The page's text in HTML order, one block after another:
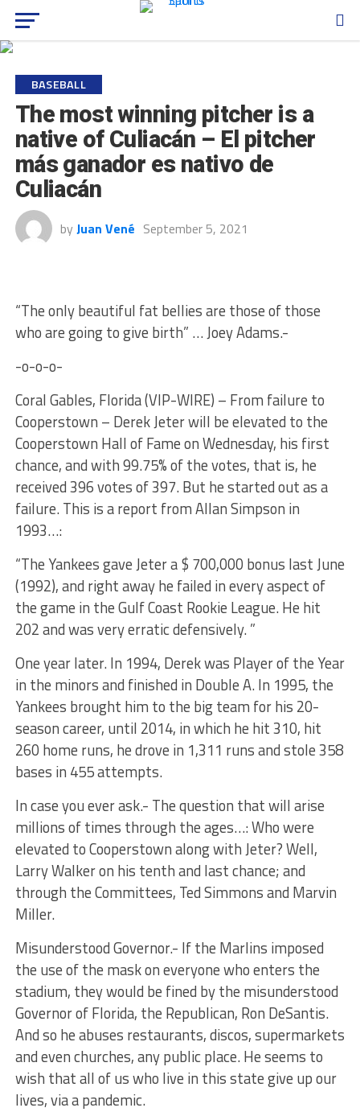
BASEBALL
The most winning pitcher is a
native of Culiacán – El pitcher
más ganador es nativo de
Culiacán
by Juan Vené September 5, 2021
“The only beautiful fat bellies are those of those
who are going to give birth” … Joey Adams.-
-o-o-o-
Coral Gables, Florida (VIP-WIRE) – From failure to
Cooperstown – Derek Jeter will be elevated to the
Cooperstown Hall of Fame on Wednesday, his first
chance, and with 99.75% of the votes, that is, he
received 396 votes of 397. But he started out as a
failure. This is a report from Allan Simpson in
1993…:
“The Yankees gave Jeter a $ 700,000 bonus last June
(1992), and right away he failed in every aspect of
the game in the Gulf Coast Rookie League. He hit
202 and was very erratic defensively. ”
One year later. In 1994, Derek was Player of the Year
in the minors and finished in Double A. In 1995, the
Yankees brought him to the big team for his 20-
season career, until 2014, in which he hit 310, hit
260 home runs, he drove in 1,311 runs and stole 358
bases in 455 attempts.
In case you ever ask.- The question that will arise
millions of times through the ages…: Who were
elevated to Cooperstown along with Jeter? Well,
Larry Walker on his tenth and last chance; and
through the Committees, Ted Simmons and Marvin
Miller.
Misunderstood Governor.- If the Marlins imposed
the use of the mask on everyone who enters the
stadium, they would be fined by the misunderstood
Governor of Florida, the Republican, Ron DeSantis.
And so he abuses restaurants, discos, supermarkets
and even churches, any public place. He seems to
wish that all of us who live in this state give up our
lives, via a pandemic.